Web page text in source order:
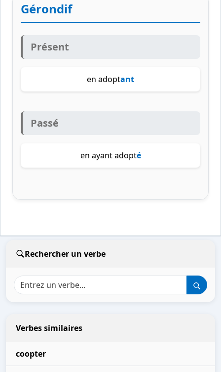
Gérondif
Présent
en adoptant
Passé
en ayant adopté
Rechercher un verbe
Verbes similaires
coopter